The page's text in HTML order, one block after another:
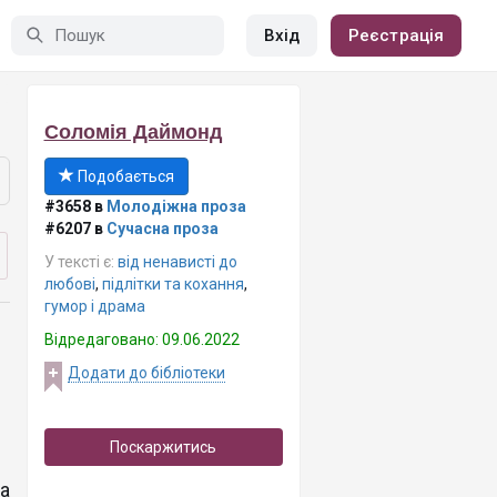
Вхід Реєстрація
Соломія Даймонд
Подобається
#3658 в Молодіжна проза
#6207 в Сучасна проза
У тексті є: від ненависті до
любові, підлітки та кохання,
гумор і драма
Відредаговано: 09.06.2022
Додати до бібліотеки
Поскаржитись